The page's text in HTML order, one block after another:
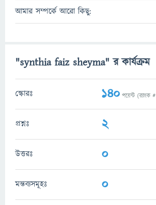
আমার সম্পর্কে আরো কিছু:
"synthia faiz sheyma" র কার্যক্রম
স্কোরঃ 140 পয়েন্ট (র‌্যাংক #
প্রশ্নঃ 2
উত্তরঃ 0
মন্তব্যসমূহঃ 0